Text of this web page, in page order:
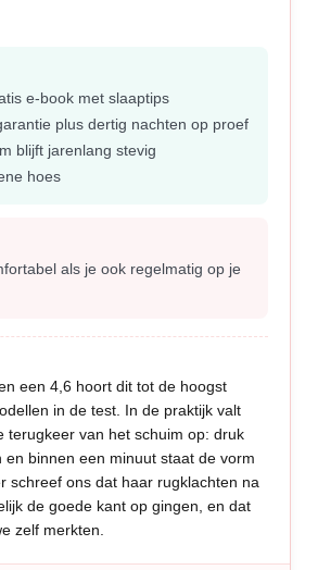
e-book met slaaptips
plus dertig nachten op proef
blijft jarenlang stevig
hoes
als je ook regelmatig op je
een 4,6 hoort dit tot de hoogst
in de test. In de praktijk valt
terugkeer van het schuim op: druk
en binnen een minuut staat de vorm
schreef ons dat haar rugklachten na
de goede kant op gingen, en dat
zelf merkten.